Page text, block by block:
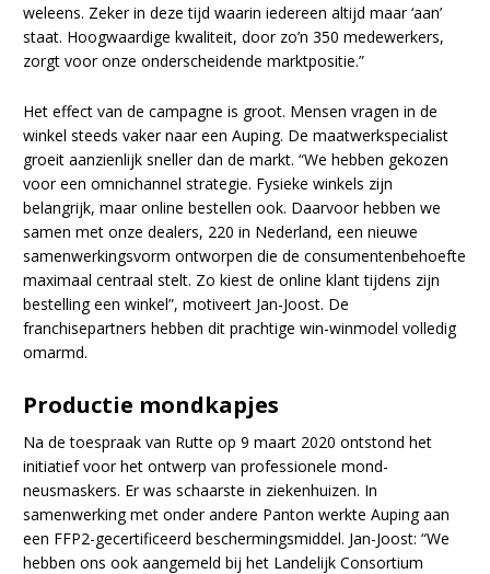
weleens. Zeker in deze tijd waarin iedereen altijd maar ‘aan’
staat. Hoogwaardige kwaliteit, door zo’n 350 medewerkers,
zorgt voor onze onderscheidende marktpositie.”
Het effect van de campagne is groot. Mensen vragen in de
winkel steeds vaker naar een Auping. De maatwerkspecialist
groeit aanzienlijk sneller dan de markt. “We hebben gekozen
voor een omnichannel strategie. Fysieke winkels zijn
belangrijk, maar online bestellen ook. Daarvoor hebben we
samen met onze dealers, 220 in Nederland, een nieuwe
samenwerkingsvorm ontworpen die de consumentenbehoefte
maximaal centraal stelt. Zo kiest de online klant tijdens zijn
bestelling een winkel”, motiveert Jan-Joost. De
franchisepartners hebben dit prachtige win-winmodel volledig
omarmd.
Productie mondkapjes
Na de toespraak van Rutte op 9 maart 2020 ontstond het
initiatief voor het ontwerp van professionele mond-
neusmaskers. Er was schaarste in ziekenhuizen. In
samenwerking met onder andere Panton werkte Auping aan
een FFP2-gecertificeerd beschermingsmiddel. Jan-Joost: “We
hebben ons ook aangemeld bij het Landelijk Consortium